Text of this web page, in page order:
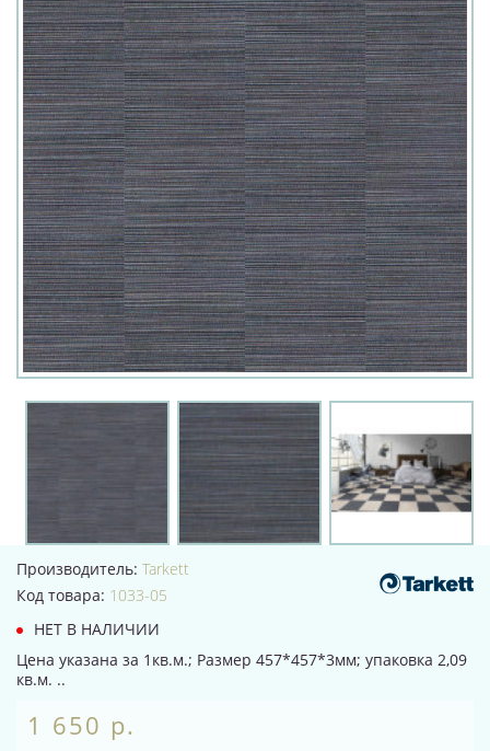
Производитель: Tarkett
Код товара: 1033-05
НЕТ В НАЛИЧИИ
Цена указана за 1кв.м.; Размер 457*457*3мм; упаковка 2,09
кв.м. ..
1 650 р.